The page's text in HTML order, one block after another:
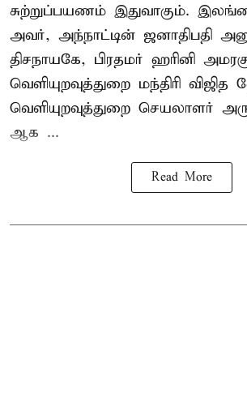
சுற்றுப்பயணம் இதுவாகும்.
அவர், அந்நாட்டின் ஜனாதிபதி
திசநாயகே, பிரதமர் ஹரினி
வெளியுறவுத்துறை மந்திரி
வெளியுறவுத்துறை செயலாளர்
ஆக ...
Read More